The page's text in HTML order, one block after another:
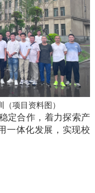
项目资料图）
定合作，着力探索产
一体化发展，实现校